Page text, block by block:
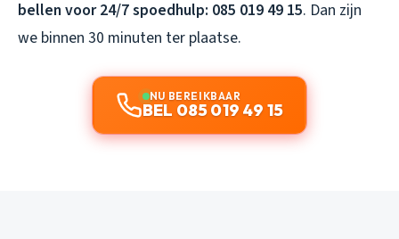
bellen voor 24/7 spoedhulp: 085 019 49 15. Dan zijn
we binnen 30 minuten ter plaatse.
NU BEREIKBAAR
BEL 085 019 49 15